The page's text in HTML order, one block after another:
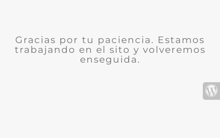
Gracias por tu paciencia. Estamos
trabajando en el sito y volveremos
enseguida.